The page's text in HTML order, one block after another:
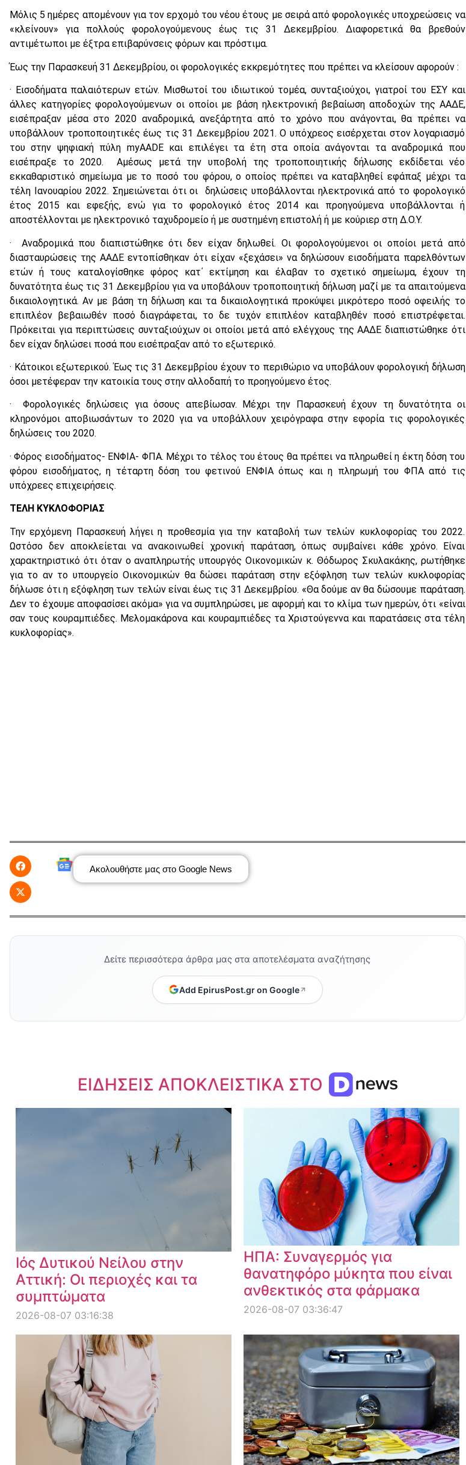
Μόλις 5 ημέρες απομένουν για τον ερχομό του νέου έτους με σειρά από φορολογικές υποχρεώσεις να
«κλείνουν» για πολλούς φορολογούμενους έως τις 31 Δεκεμβρίου. Διαφορετικά θα βρεθούν
αντιμέτωποι με έξτρα επιβαρύνσεις φόρων και πρόστιμα.
Έως την Παρασκευή 31 Δεκεμβρίου, οι φορολογικές εκκρεμότητες που πρέπει να κλείσουν αφορούν :
· Εισοδήματα παλαιότερων ετών. Μισθωτοί του ιδιωτικού τομέα, συνταξιούχοι, γιατροί του ΕΣΥ και
άλλες κατηγορίες φορολογούμενων οι οποίοι με βάση ηλεκτρονική βεβαίωση αποδοχών της ΑΑΔΕ,
εισέπραξαν μέσα στο 2020 αναδρομικά, ανεξάρτητα από το χρόνο που ανάγονται, θα πρέπει να
υποβάλλουν τροποποιητικές έως τις 31 Δεκεμβρίου 2021. Ο υπόχρεος εισέρχεται στον λογαριασμό
του στην ψηφιακή πύλη myAADE και επιλέγει τα έτη στα οποία ανάγονται τα αναδρομικά που
εισέπραξε το 2020. Αμέσως μετά την υποβολή της τροποποιητικής δήλωσης εκδίδεται νέο
εκκαθαριστικό σημείωμα με το ποσό του φόρου, ο οποίος πρέπει να καταβληθεί εφάπαξ μέχρι τα
τέλη Ιανουαρίου 2022. Σημειώνεται ότι οι δηλώσεις υποβάλλονται ηλεκτρονικά από το φορολογικό
έτος 2015 και εφεξής, ενώ για το φορολογικό έτος 2014 και προηγούμενα υποβάλλονται ή
αποστέλλονται με ηλεκτρονικό ταχυδρομείο ή με συστημένη επιστολή ή με κούριερ στη Δ.Ο.Υ.
· Αναδρομικά που διαπιστώθηκε ότι δεν είχαν δηλωθεί. Οι φορολογούμενοι οι οποίοι μετά από
διασταυρώσεις της ΑΑΔΕ εντοπίσθηκαν ότι είχαν «ξεχάσει» να δηλώσουν εισοδήματα παρελθόντων
ετών ή τους καταλογίσθηκε φόρος κατ΄ εκτίμηση και έλαβαν το σχετικό σημείωμα, έχουν τη
δυνατότητα έως τις 31 Δεκεμβρίου για να υποβάλουν τροποποιητική δήλωση μαζί με τα απαιτούμενα
δικαιολογητικά. Αν με βάση τη δήλωση και τα δικαιολογητικά προκύψει μικρότερο ποσό οφειλής το
επιπλέον βεβαιωθέν ποσό διαγράφεται, το δε τυχόν επιπλέον καταβληθέν ποσό επιστρέφεται.
Πρόκειται για περιπτώσεις συνταξιούχων οι οποίοι μετά από ελέγχους της ΑΑΔΕ διαπιστώθηκε ότι
δεν είχαν δηλώσει ποσά που εισέπραξαν από το εξωτερικό.
· Κάτοικοι εξωτερικού. Έως τις 31 Δεκεμβρίου έχουν το περιθώριο να υποβάλουν φορολογική δήλωση
όσοι μετέφεραν την κατοικία τους στην αλλοδαπή το προηγούμενο έτος.
· Φορολογικές δηλώσεις για όσους απεβίωσαν. Μέχρι την Παρασκευή έχουν τη δυνατότητα οι
κληρονόμοι αποβιωσάντων το 2020 για να υποβάλλουν χειρόγραφα στην εφορία τις φορολογικές
δηλώσεις του 2020.
· Φόρος εισοδήματος- ΕΝΦΙΑ- ΦΠΑ. Μέχρι το τέλος του έτους θα πρέπει να πληρωθεί η έκτη δόση του
φόρου εισοδήματος, η τέταρτη δόση του φετινού ΕΝΦΙΑ όπως και η πληρωμή του ΦΠΑ από τις
υπόχρεες επιχειρήσεις.
ΤΕΛΗ ΚΥΚΛΟΦΟΡΙΑΣ
Την ερχόμενη Παρασκευή λήγει η προθεσμία για την καταβολή των τελών κυκλοφορίας του 2022.
Ωστόσο δεν αποκλείεται να ανακοινωθεί χρονική παράταση, όπως συμβαίνει κάθε χρόνο. Είναι
χαρακτηριστικό ότι όταν ο αναπληρωτής υπουργός Οικονομικών κ. Θόδωρος Σκυλακάκης, ρωτήθηκε
για το αν το υπουργείο Οικονομικών θα δώσει παράταση στην εξόφληση των τελών κυκλοφορίας
δήλωσε ότι η εξόφληση των τελών είναι έως τις 31 Δεκεμβρίου. «Θα δούμε αν θα δώσουμε παράταση.
Δεν το έχουμε αποφασίσει ακόμα» για να συμπληρώσει, με αφορμή και το κλίμα των ημερών, ότι «είναι
σαν τους κουραμπιέδες. Μελομακάρονα και κουραμπιέδες τα Χριστούγεννα και παρατάσεις στα τέλη
κυκλοφορίας».
Ακολουθήστε μας στο Google News
Δείτε περισσότερα άρθρα μας στα αποτελέσματα αναζήτησης
Add EpirusPost.gr on Google
ΕΙΔΗΣΕΙΣ ΑΠΟΚΛΕΙΣΤΙΚΑ ΣΤΟ
Dnews.gr
Ιός Δυτικού Νείλου στην
Αττική: Οι περιοχές και τα
συμπτώματα
2026-08-07 03:16:38
ΗΠΑ: Συναγερμός για
θανατηφόρο μύκητα που είναι
ανθεκτικός στα φάρμακα
2026-08-07 03:36:47